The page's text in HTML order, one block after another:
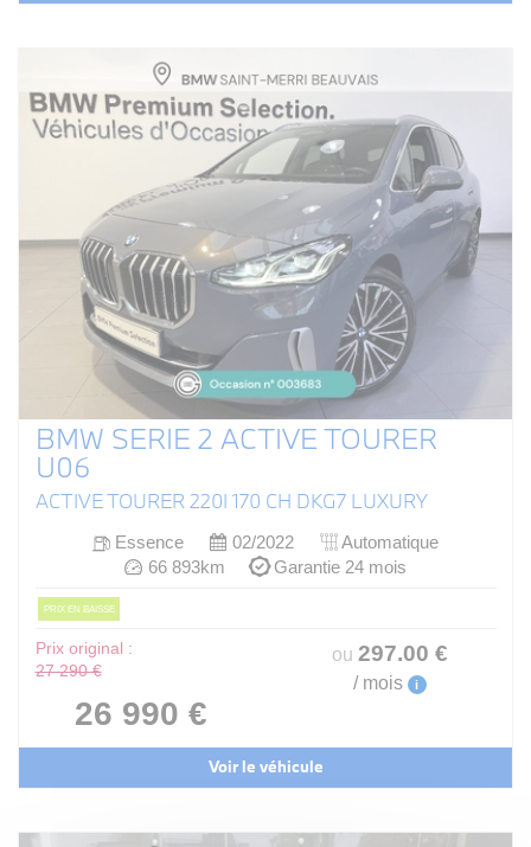
BMW SERIE 2 ACTIVE TOURER
U06
ACTIVE TOURER 220I 170 CH DKG7 LUXURY
Essence 02/2022
Automatique
66 893km
Garantie 24 mois
PRIX EN BAISSE
Prix original :
27 290 €
26 990 €
ou 297.00 €
/ mois i
Voir le véhicule